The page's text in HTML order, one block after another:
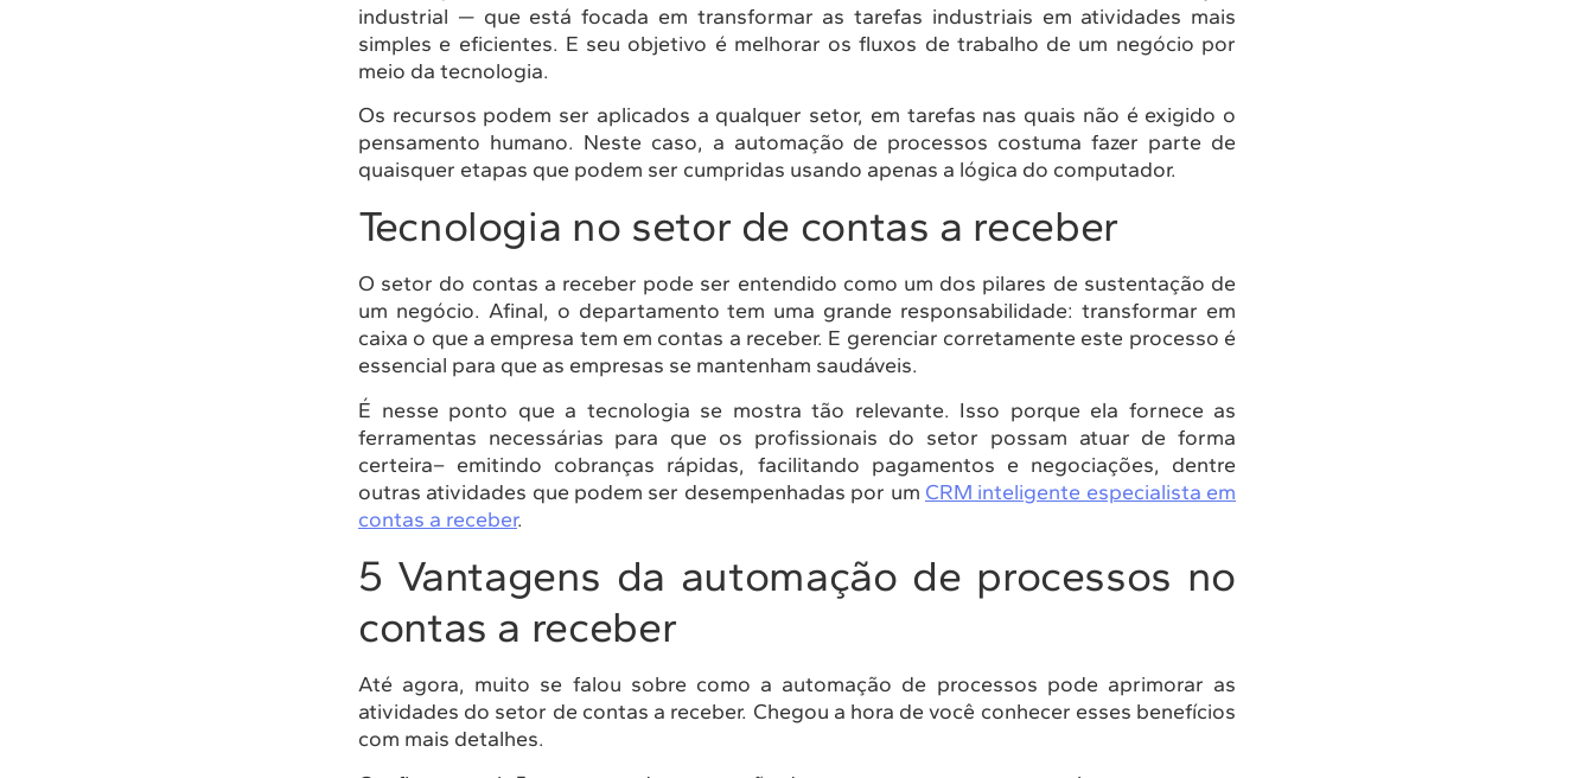
industrial — que está focada em transformar as tarefas industriais em atividades mais
simples e eficientes. E seu objetivo é melhorar os fluxos de trabalho de um negócio por
meio da tecnologia.
Os recursos podem ser aplicados a qualquer setor, em tarefas nas quais não é exigido o
pensamento humano. Neste caso, a automação de processos costuma fazer parte de
quaisquer etapas que podem ser cumpridas usando apenas a lógica do computador.
Tecnologia no setor de contas a receber
O setor do contas a receber pode ser entendido como um dos pilares de sustentação de
um negócio. Afinal, o departamento tem uma grande responsabilidade: transformar em
caixa o que a empresa tem em contas a receber. E gerenciar corretamente este processo é
essencial para que as empresas se mantenham saudáveis.
É nesse ponto que a tecnologia se mostra tão relevante. Isso porque ela fornece as
ferramentas necessárias para que os profissionais do setor possam atuar de forma
certeira– emitindo cobranças rápidas, facilitando pagamentos e negociações, dentre
outras atividades que podem ser desempenhadas por um CRM inteligente especialista em
contas a receber.
5 Vantagens da automação de processos no
contas a receber
Até agora, muito se falou sobre como a automação de processos pode aprimorar as
atividades do setor de contas a receber. Chegou a hora de você conhecer esses benefícios
com mais detalhes.